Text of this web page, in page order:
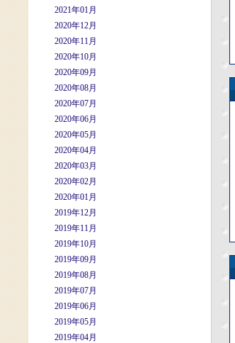
2021年01月
2020年12月
2020年11月
2020年10月
2020年09月
2020年08月
2020年07月
2020年06月
2020年05月
2020年04月
2020年03月
2020年02月
2020年01月
2019年12月
2019年11月
2019年10月
2019年09月
2019年08月
2019年07月
2019年06月
2019年05月
2019年04月